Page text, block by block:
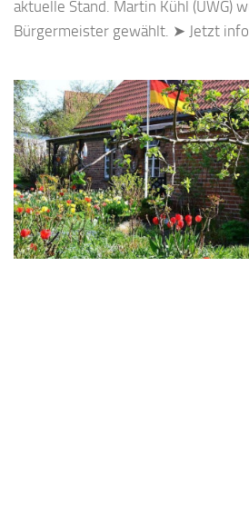
aktuelle Stand. Martin Kühl (UWG)
Bürgermeister gewählt. ➤ Jetzt